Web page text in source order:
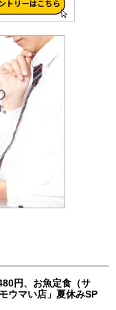
円、お魚定食（サ
ウマい店」夏休みSP